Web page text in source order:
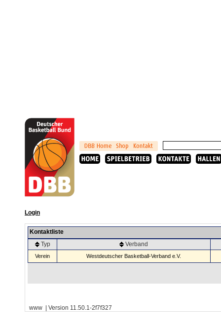
Login
Kontaktliste
Typ
Verband
Verein Westdeutscher Basketball-Verband e.V.
www | Version 11.50.1-2f7f327